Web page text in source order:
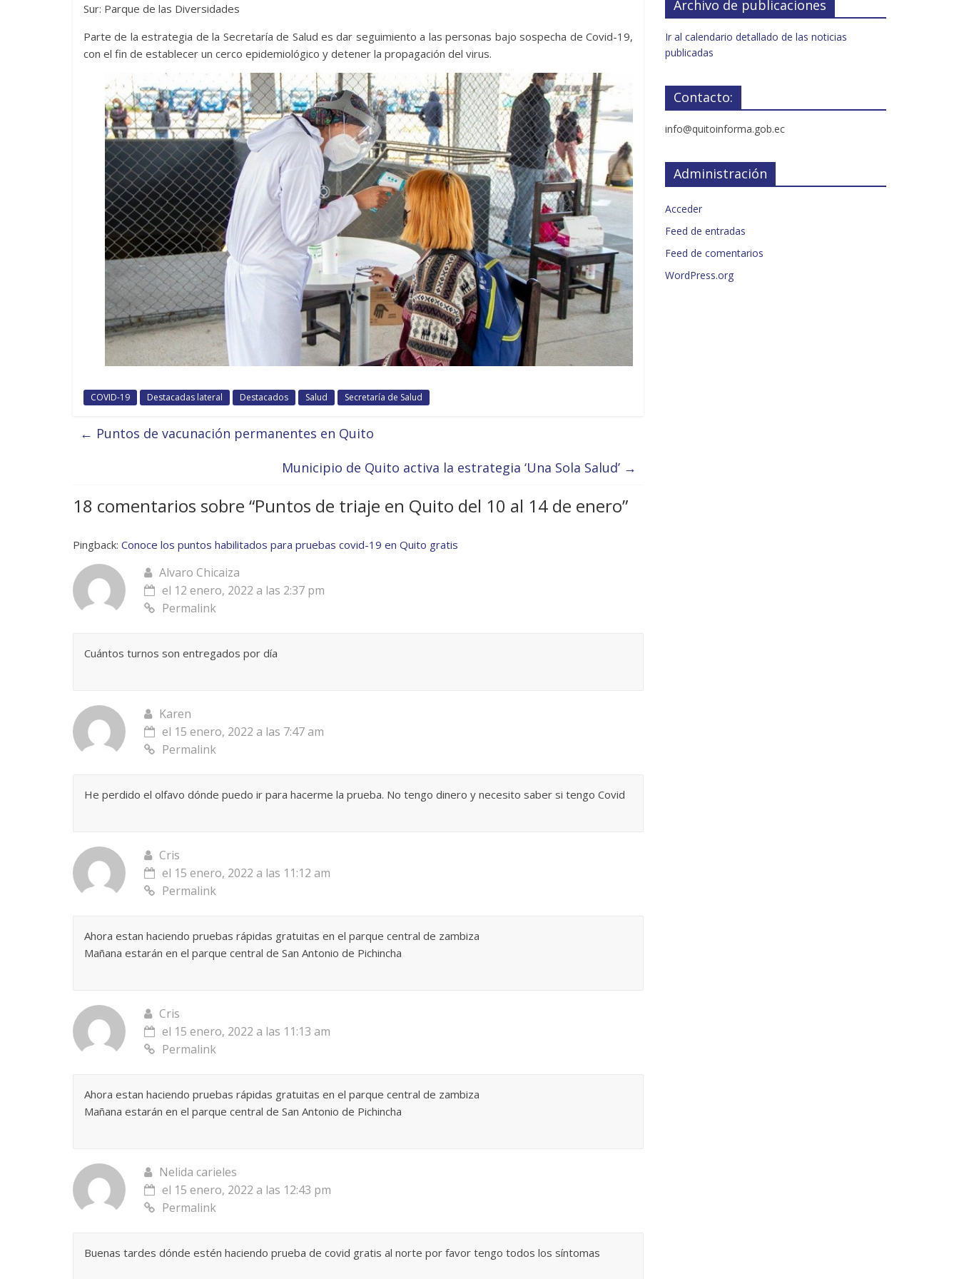
Sur: Parque de las Diversidades
Parte de la estrategia de la Secretaría de Salud es dar seguimiento a las personas bajo sospecha de Covid-19,
con el fin de establecer un cerco epidemiológico y detener la propagación del virus.
COVID-19 Destacadas lateral Destacados Salud Secretaría de Salud
← Puntos de vacunación permanentes en Quito
Municipio de Quito activa la estrategia ‘Una Sola Salud’ →
18 comentarios sobre “Puntos de triaje en Quito del 10 al 14 de enero”
Pingback: Conoce los puntos habilitados para pruebas covid-19 en Quito gratis
Alvaro Chicaiza
el 12 enero, 2022 a las 2:37 pm
Permalink
Cuántos turnos son entregados por día
Karen
el 15 enero, 2022 a las 7:47 am
Permalink
He perdido el olfavo dónde puedo ir para hacerme la prueba. No tengo dinero y necesito saber si tengo Covid
Cris
el 15 enero, 2022 a las 11:12 am
Permalink
Ahora estan haciendo pruebas rápidas gratuitas en el parque central de zambiza
Mañana estarán en el parque central de San Antonio de Pichincha
Cris
el 15 enero, 2022 a las 11:13 am
Permalink
Ahora estan haciendo pruebas rápidas gratuitas en el parque central de zambiza
Mañana estarán en el parque central de San Antonio de Pichincha
Nelida carieles
el 15 enero, 2022 a las 12:43 pm
Permalink
Buenas tardes dónde estén haciendo prueba de covid gratis al norte por favor tengo todos los síntomas
Archivo de publicaciones
Ir al calendario detallado de las noticias
publicadas
Contacto:
info@quitoinforma.gob.ec
Administración
Acceder
Feed de entradas
Feed de comentarios
WordPress.org